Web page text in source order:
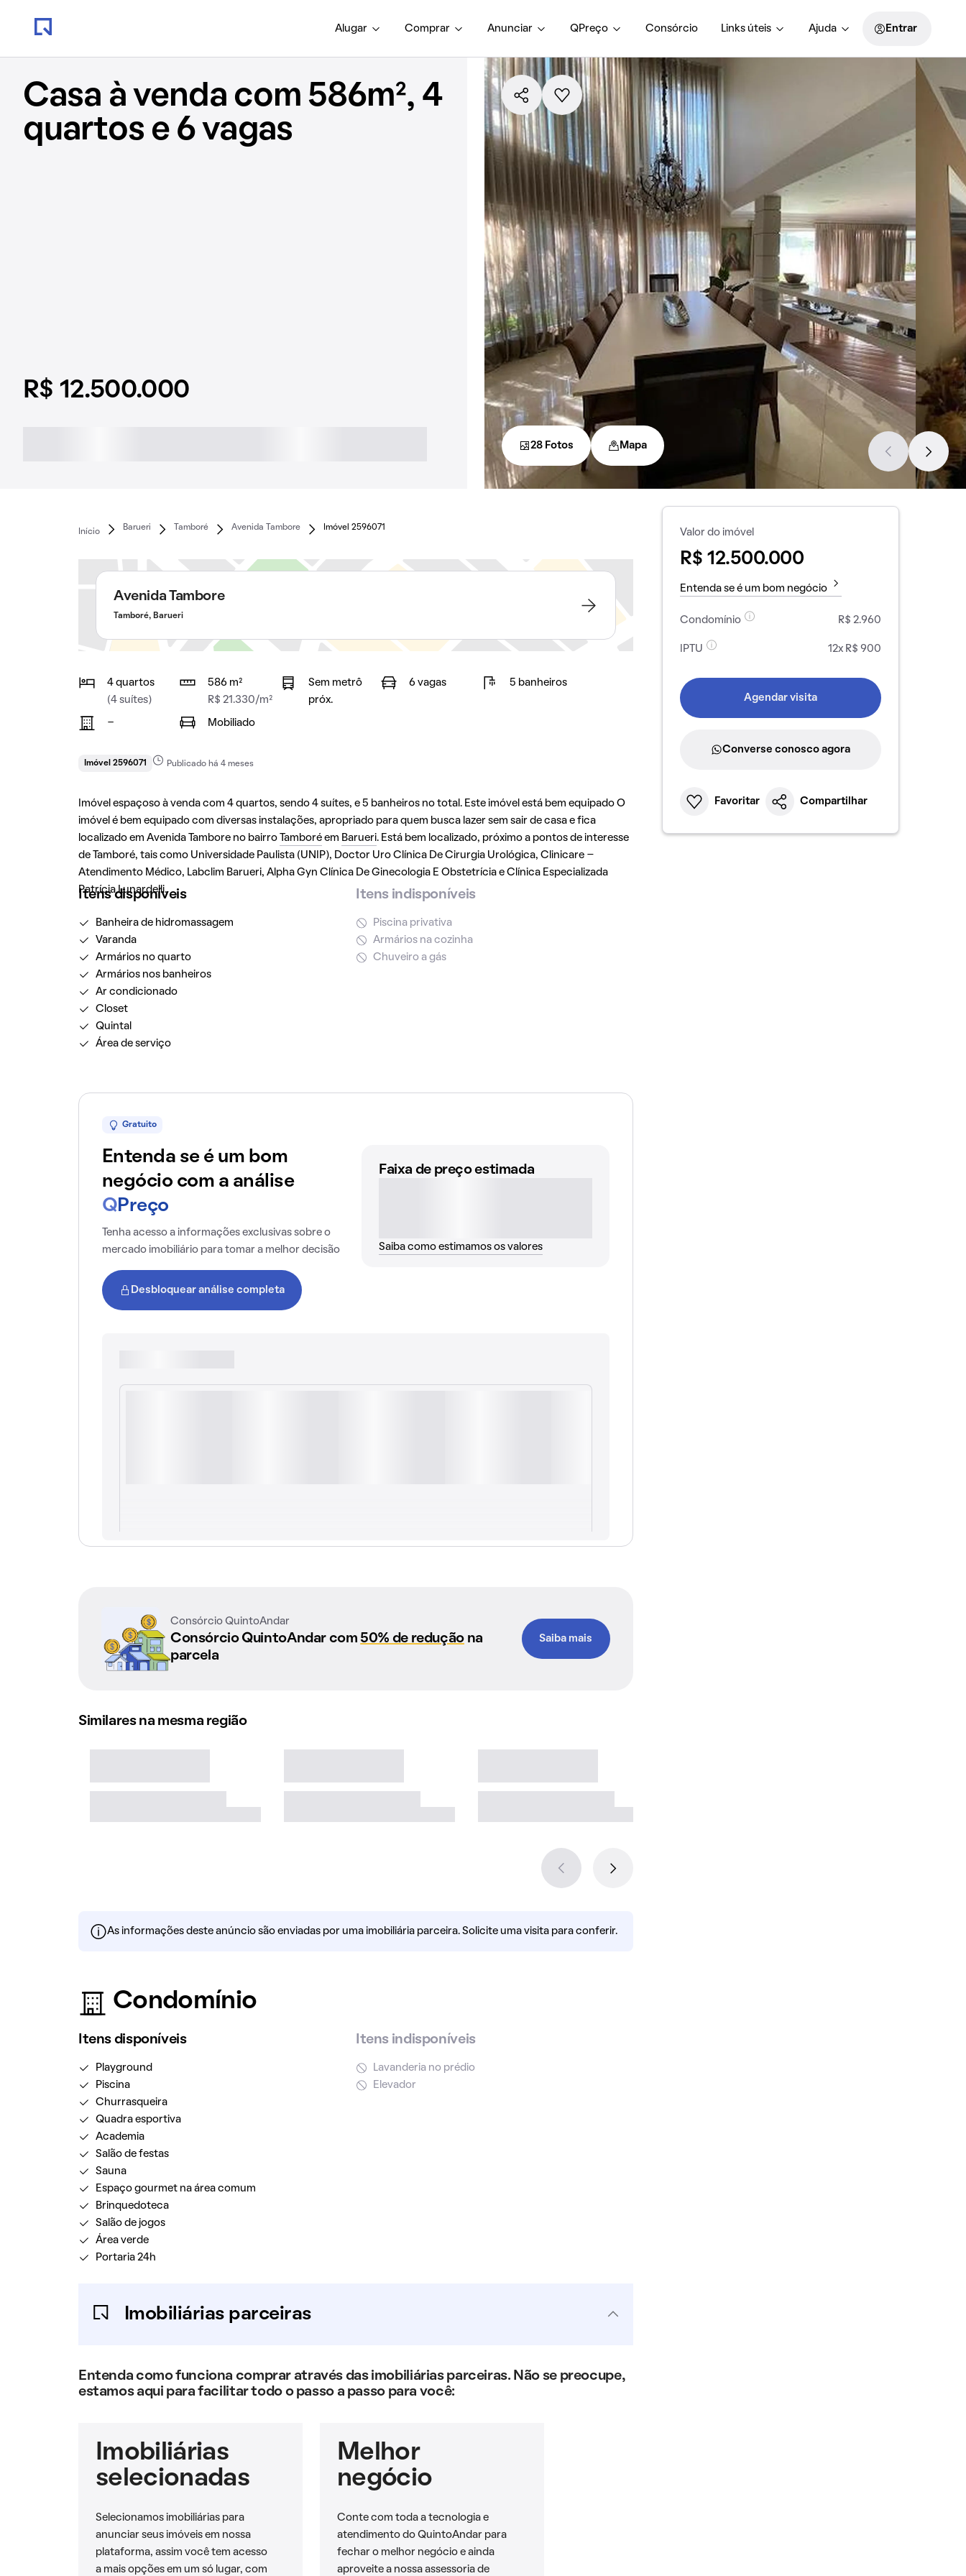
Alugar Comprar Anunciar QPreço Consórcio Links úteis Ajuda Entrar
Casa à venda com 586m², 4
quartos e 6 vagas
R$ 12.500.000
28 Fotos Mapa
Início
Barueri Tamboré Avenida Tambore Imóvel 2596071
Avenida Tambore
Tamboré, Barueri
4 quartos
(4 suítes)
586 m²
R$ 21.330/m²
Sem metrô
próx.
6 vagas 5 banheiros
- Mobiliado
Imóvel 2596071 Publicado há 4 meses
Imóvel espaçoso à venda com 4 quartos, sendo 4 suítes, e 5 banheiros no total. Este imóvel está bem equipado O
imóvel é bem equipado com diversas instalações, apropriado para quem busca lazer sem sair de casa e fica
localizado em Avenida Tambore no bairro
Tamboréem Barueri. Está bem localizado, próximo a pontos de interesse
de Tamboré, tais como Universidade Paulista (UNIP), Doctor Uro Clínica De Cirurgia Urológica, Clinicare –
Atendimento Médico, Labclim Barueri, Alpha Gyn Clínica De Ginecologia E Obstetrícia e Clínica Especializada
Patrícia Lunardelli.
Itens disponíveis
Banheira de hidromassagem
Varanda
Armários no quarto
Armários nos banheiros
Ar condicionado
Closet
Quintal
Área de serviço
Itens indisponíveis
Piscina privativa
Armários na cozinha
Chuveiro a gás
Gratuito
Entenda se é um bom
negócio com a análise
Q Preço
Tenha acesso a informações exclusivas sobre o
mercado imobiliário para tomar a melhor decisão
Desbloquear análise completa
Faixa de preço estimada
Saiba como estimamos os valores
Consórcio QuintoAndar
Consórcio QuintoAndar com 50% de reduçãona
parcela
Saiba mais
Similares na mesma região
As informações deste anúncio são enviadas por uma imobiliária parceira. Solicite uma visita para conferir.
Condomínio
Itens disponíveis
Playground
Piscina
Churrasqueira
Quadra esportiva
Academia
Salão de festas
Sauna
Espaço gourmet na área comum
Brinquedoteca
Salão de jogos
Área verde
Portaria 24h
Itens indisponíveis
Lavanderia no prédio
Elevador
Imobiliárias parceiras
Entenda como funciona comprar através das imobiliárias parceiras. Não se preocupe,
estamos aqui para facilitar todo o passo a passo para você:
Imobiliárias
selecionadas
Selecionamos imobiliárias para
anunciar seus imóveis em nossa
plataforma, assim você tem acesso
a mais opções em um só lugar, com
Melhor
negócio
Conte com toda a tecnologia e
atendimento do QuintoAndar para
fechar o melhor negócio e ainda
aproveite a nossa assessoria de
Valor do imóvel
R$ 12.500.000
Entenda se é um bom negócio
Condomínio R$ 2.960
IPTU 12x R$ 900
Agendar visita
Converse conosco agora
Favoritar Compartilhar